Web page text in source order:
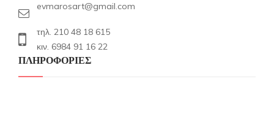
evmarosart@gmail.com
τηλ. 210 48 18 615
κιν. 6984 91 16 22
ΠΛΗΡΟΦΟΡΙΕΣ